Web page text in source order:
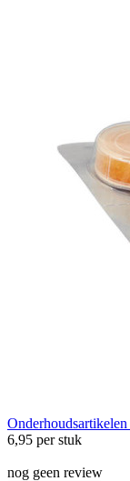
Onderhoudsartikelen
6,95 per stuk
nog geen review